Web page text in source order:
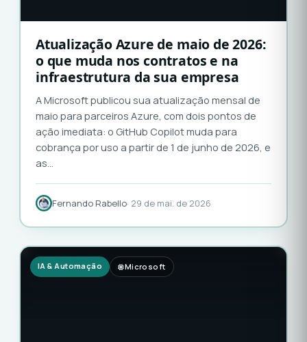
Atualização Azure de maio de 2026:
o que muda nos contratos e na
infraestrutura da sua empresa
A Microsoft publicou sua atualização mensal de
maio para parceiros Azure, com dois pontos de
ação imediata: o GitHub Copilot muda para
cobrança por uso a partir de 1 de junho de 2026, e
as…
Fernando Rabello· 29 de mai. de 2026
IA & Automação Microsoft